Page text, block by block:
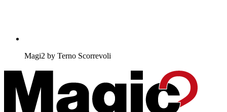
Magi2 by Terno Scorrevoli